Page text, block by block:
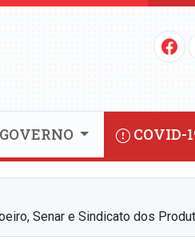
GOVERNO COVID-
Senar e Sindicato dos